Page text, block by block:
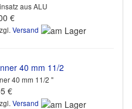
aus ALU
€
Versand
40 mm 11/2 "
€
Versand